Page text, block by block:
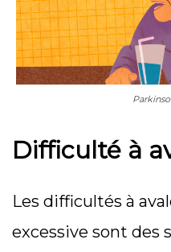
Difficulté à
Les difficultés à
excessive sont des